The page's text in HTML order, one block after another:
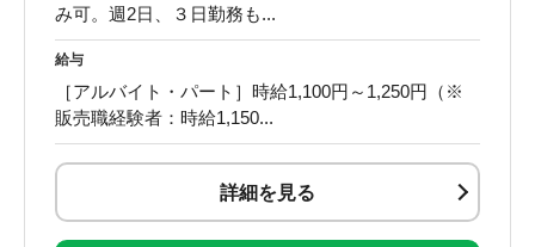
み可。週2日、３日勤務も...
給与
［アルバイト・パート］時給1,100円～1,250円（※
販売職経験者：時給1,150...
詳細を見る